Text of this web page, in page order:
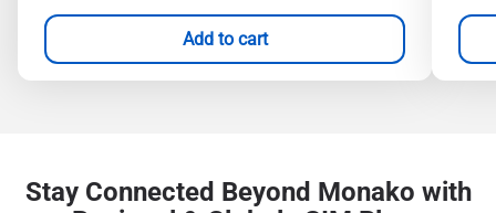
Add to cart
Stay Connected Beyond Monako with